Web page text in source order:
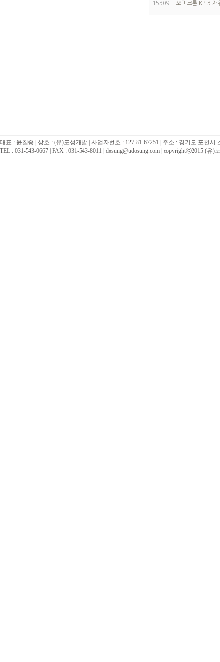
15309 오미크론 KP.3
대표 : 윤칠중 | 상호 : (유)도성개발 | 사업자번호 : 127-81-67251 | 주소 : 경기도 포천시
TEL : 031-543-0667 | FAX : 031-543-8011 | dosung@udosung.com | copyrightⓒ2015 (유)